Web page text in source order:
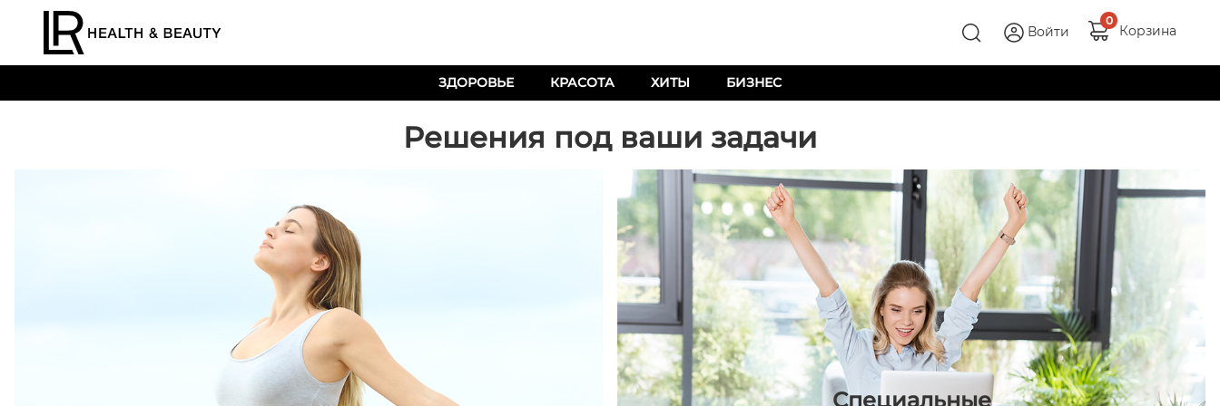
Войти
0
Корзина
ЗДОРОВЬЕ КРАСОТА ХИТЫ БИЗНЕС
Решения под ваши задачи
Специальные